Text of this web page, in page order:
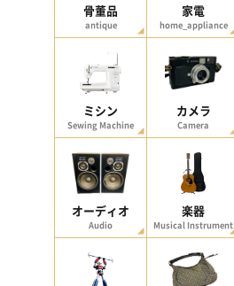
骨董品
antique
家電
home_appliance
ミシン
Sewing Machine
カメラ
Camera
オーディオ
Audio
楽器
Musical Instrument